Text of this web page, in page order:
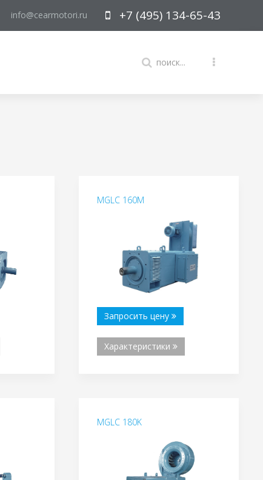
+7 (495) 134-65-43
info@cearmotori.ru
MGLC 160M
Запросить цену
Характеристики
MGLC 180K